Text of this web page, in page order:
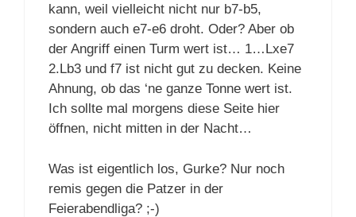
kann, weil vielleicht nicht nur b7-b5,
sondern auch e7-e6 droht. Oder? Aber ob
der Angriff einen Turm wert ist… 1…Lxe7
2.Lb3 und f7 ist nicht gut zu decken. Keine
Ahnung, ob das ‘ne ganze Tonne wert ist.
Ich sollte mal morgens diese Seite hier
öffnen, nicht mitten in der Nacht…
Was ist eigentlich los, Gurke? Nur noch
remis gegen die Patzer in der
Feierabendliga? ;-)